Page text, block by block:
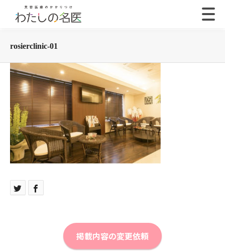
rosierclinic-01
掲載内容の変更依頼